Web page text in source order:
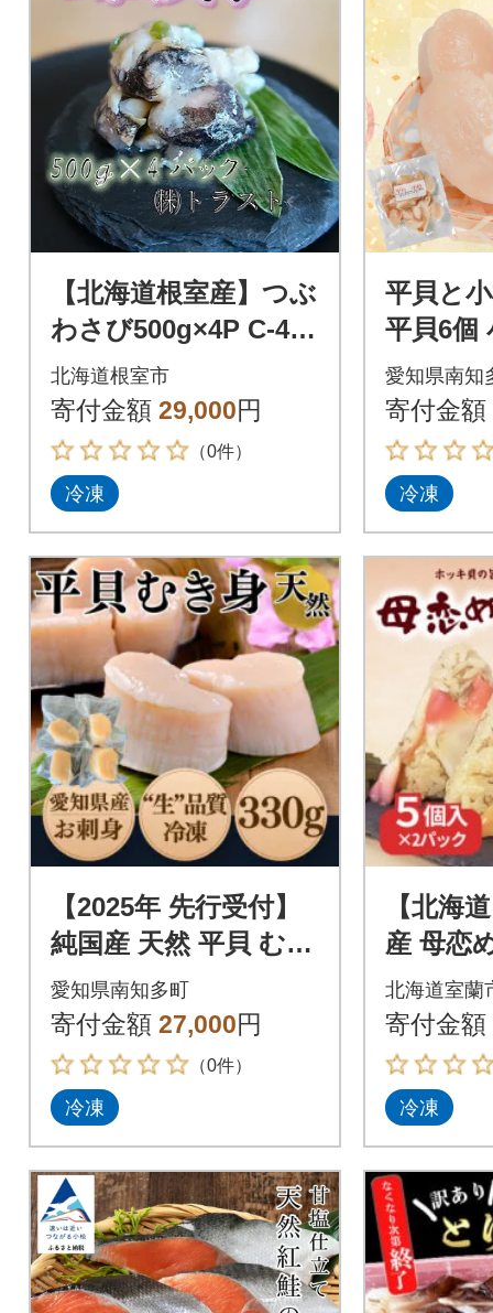
【北海道根室産】つぶ
わさび500g×4P C-460
01
北海道根室市
寄付金額 29,000円
（0件）
冷凍
平貝と
平貝6個
愛知県南知
寄付金額
冷凍
【2025年 先行受付】
純国産 天然 平貝 むき
身 セット 約330g 岬
だより
愛知県南知多町
寄付金額 27,000円
（0件）
冷凍
【北海
産 母恋
の炊き
にぎり(
2パック
北海道室蘭
寄付金額
冷凍